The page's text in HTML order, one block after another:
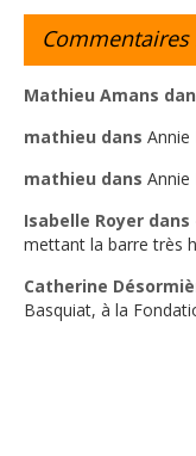
Commentaires
Mathieu Amans
mathieu dans Annie
mathieu dans Annie
Isabelle Royer dans
mettant la barre très
Catherine
Basquiat, à la